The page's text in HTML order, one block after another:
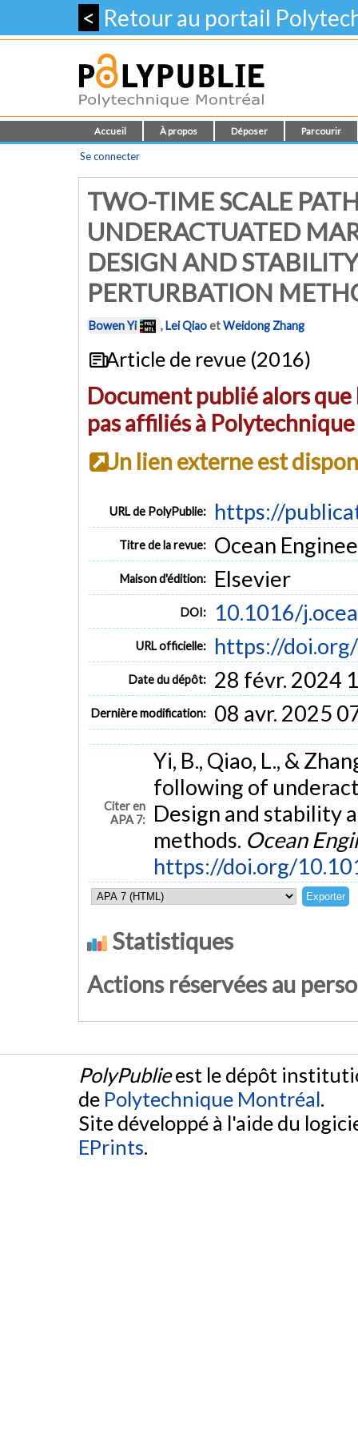
< Retour au portail
Accueil À propos Déposer Parcourir
Se connecter
TWO-TIME SCALE
UNDERACTUATED
DESIGN AND
PERTURBATION
Bowen Yi ,Lei QiaoetWeidong Zhang
Article de revue (2016)
Document publié alors
pas affiliés à
Un lien externe est
URL de PolyPublie: https://
Titre de la revue: Ocean
Maison d'édition: Elsevier
DOI: 10.1016/
URL officielle: https://
Date du dépôt: 28 févr. 2024
Dernière modification: 08 avr. 2025
Citer en
APA 7:
Yi, B., Qiao, L., &
following of
Design and stability
methods. Ocean
https://doi.org/
Statistiques
Actions réservées au
PolyPublieest le dépôt
de Polytechnique Montréal.
Site développé à l'aide du
EPrints.